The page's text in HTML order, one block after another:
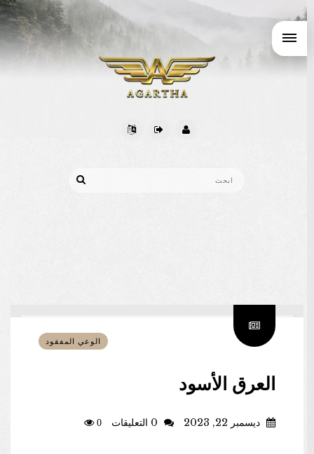
الوعي المفقود
العرق الأسود
ديسمبر 22, 2023 0 التعليقات 0